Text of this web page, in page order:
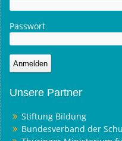
Passwort
Unsere Partner
Stiftung Bildung
Bundesverband der